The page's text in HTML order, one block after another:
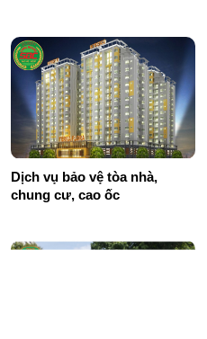
Dịch vụ bảo vệ tòa nhà,
chung cư, cao ốc